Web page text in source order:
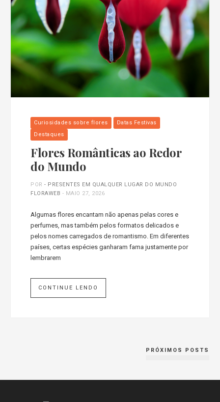
Curiosidades sobre flores
Datas Festivas
Destaques
Flores Românticas ao Redor
do Mundo
POR- PRESENTES EM QUALQUER LUGAR DO MUNDO
FLORAWEB - MAIO 27, 2026
Algumas flores encantam não apenas pelas cores e
perfumes, mas também pelos formatos delicados e
pelos nomes carregados de romantismo. Em diferentes
países, certas espécies ganharam fama justamente por
lembrarem
CONTINUE LENDO
PRÓXIMOS POSTS